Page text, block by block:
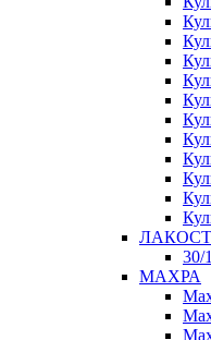
ЛАКОСТ
30/
МАХРА